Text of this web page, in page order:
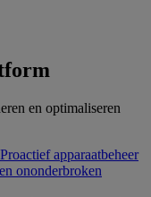
en optimaliseren
Proactief apparaatbeheer
ononderbroken